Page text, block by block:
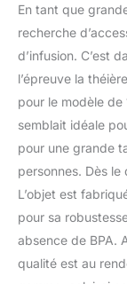
En tant que
recherche
d’infusion. C’est
l’épreuve la
pour le modèle
semblait idéale
pour une grande
personnes. Dès
L’objet est
pour sa
absence de BPA.
qualité est au